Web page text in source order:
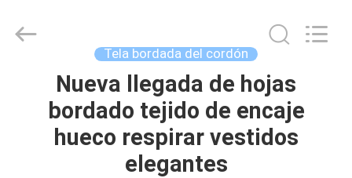
INICIO
PRODUCTOS
Textiles
Tela bordada del cordón
Nueva llegada de hojas
bordado tejido de encaje
hueco respirar vestidos
elegantes